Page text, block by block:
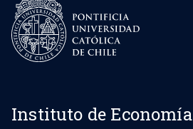
Instituto de Economía